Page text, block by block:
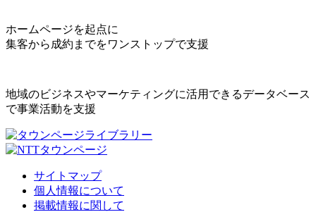
ホームページを起点に
集客から成約までをワンストップで支援
地域のビジネスやマーケティングに活用できるデータベース
で事業活動を支援
サイトマップ
個人情報について
掲載情報に関して